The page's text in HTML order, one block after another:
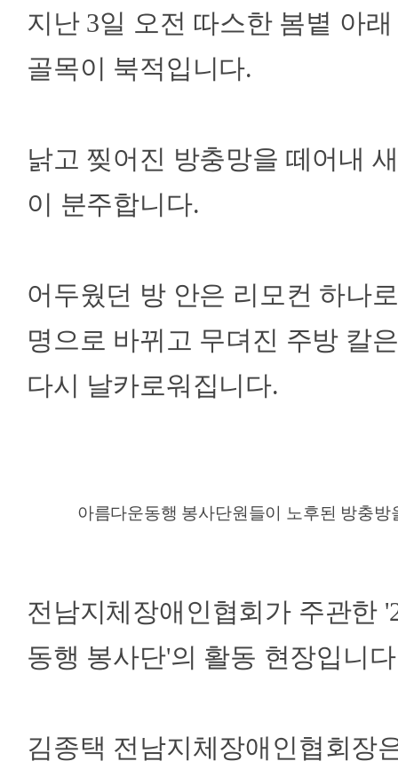
지난 3일 오전 따스한 봄볕 아
골목이 북적입니다.
낡고 찢어진 방충망을 떼어내
이 분주합니다.
어두웠던 방 안은 리모컨 하나
명으로 바뀌고 무뎌진 주방 칼
다시 날카로워집니다.
아름다운동행 봉사단원들이 노후된 방충
전남지체장애인협회가 주관한
동행 봉사단'의 활동 현장입니
김종택 전남지체장애인협회장